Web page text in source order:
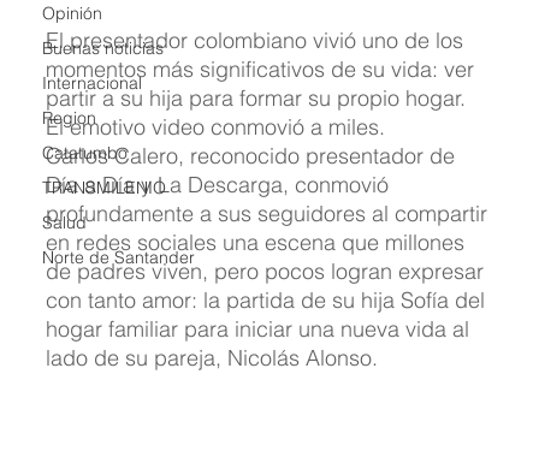
Opinión
Buenas noticias
Internacional
Region
Catatumbo
TRANSMILENIO
Salud
Norte de Santander
El presentador colombiano vivió uno de los
momentos más significativos de su vida: ver
partir a su hija para formar su propio hogar.
El emotivo video conmovió a miles.
Carlos Calero, reconocido presentador de
Día a Día y La Descarga, conmovió
profundamente a sus seguidores al compartir
en redes sociales una escena que millones
de padres viven, pero pocos logran expresar
con tanto amor: la partida de su hija Sofía del
hogar familiar para iniciar una nueva vida al
lado de su pareja, Nicolás Alonso.